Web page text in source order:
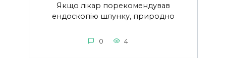
Якщо лікар порекомендував
ендоскопію шлунку, природно
0 4